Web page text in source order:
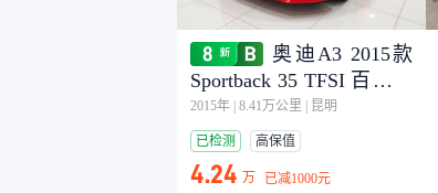
奥迪A3 2015款
Sportback 35 TFSI 百万纪
念舒享型
2015年 8.41万公里 昆明
已检测 高保值
4.24 万 已减1000元